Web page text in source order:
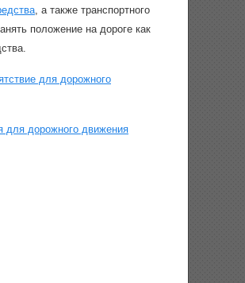
, а также транспортного
положение на дороге как
для дорожного
для дорожного движения